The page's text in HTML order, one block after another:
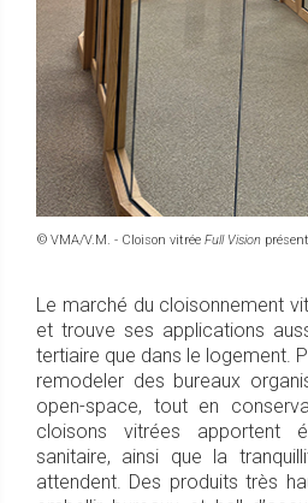
© VMA/V.M. - Cloison vitrée Full Vision
Le marché du cloisonnement
et trouve ses applications
tertiaire que dans le logement.
remodeler des bureaux
open-space, tout en
cloisons vitrées apportent
sanitaire, ainsi que la
attendent. Des produits très